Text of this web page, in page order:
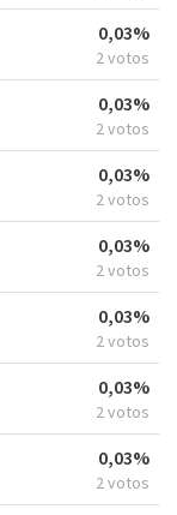
0,03%
2 votos
0,03%
2 votos
0,03%
2 votos
0,03%
2 votos
0,03%
2 votos
0,03%
2 votos
0,03%
2 votos